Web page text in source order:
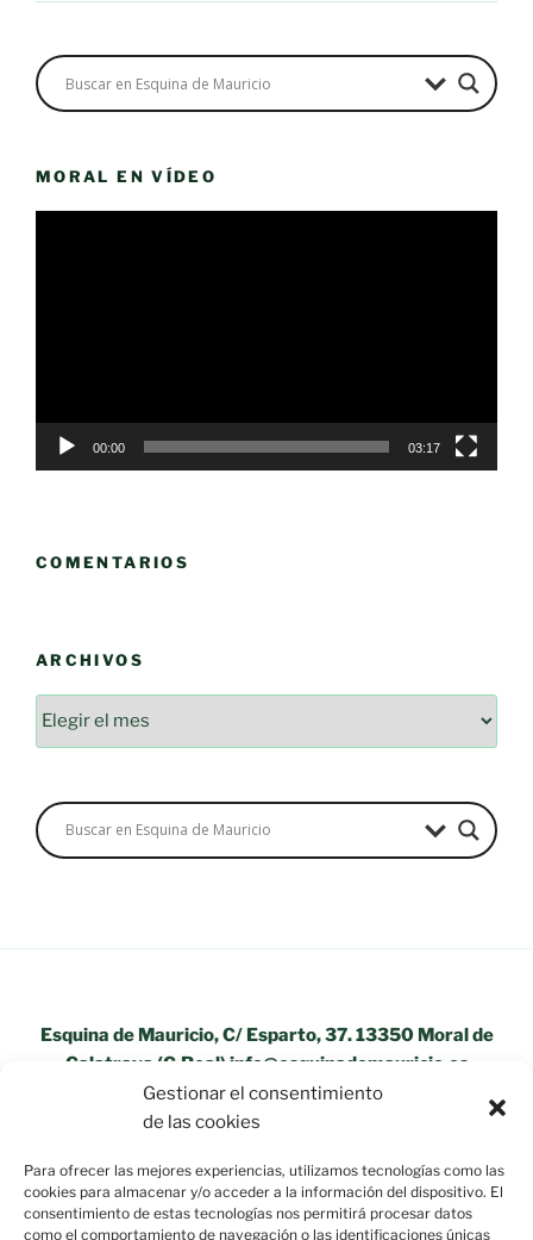
Gestionar el consentimiento
de las cookies
Para ofrecer las mejores experiencias, utilizamos tecnologías como las
cookies para almacenar y/o acceder a la información del dispositivo. El
consentimiento de estas tecnologías nos permitirá procesar datos
como el comportamiento de navegación o las identificaciones únicas
MORAL EN VÍDEO
00:00 03:17
COMENTARIOS
ARCHIVOS
Archivos
Esquina de Mauricio, C/ Esparto, 37. 13350 Moral de
Calatrava (C.Real) info@esquinademauricio.es
«Aviso Legal»